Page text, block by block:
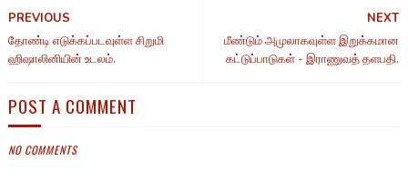
NEXT
மீண்டும் அமுலாகவுள்ள இறுக்கமான
கட்டுப்பாடுகள் - இராணுவத் தளபதி.
PREVIOUS
தோண்டி எடுக்கப்படவுள்ள சிறுமி
ஹிஷாலினியின் உடலம்.
POST A COMMENT
NO COMMENTS